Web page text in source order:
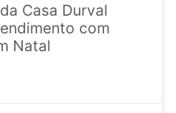
Casa Durval
com
Natal